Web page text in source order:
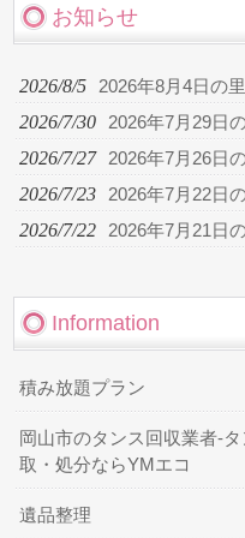
お知らせ
2026/8/5 2026年8月4日の
2026/7/30 2026年7月29日
2026/7/27 2026年7月26日
2026/7/23 2026年7月22日
2026/7/22 2026年7月21日
Information
積み放題プラン
岡山市のタンス回収業者-
取・処分ならYMエコ
遺品整理